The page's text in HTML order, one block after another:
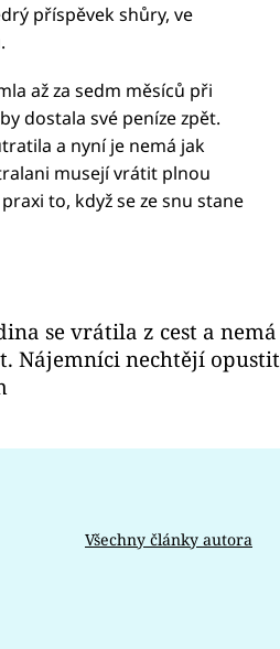
příspěvek shůry, ve
až za sedm měsíců při
dostala své peníze zpět.
a nyní je nemá jak
musejí vrátit plnou
to, když se ze snu stane
se vrátila z cest a nemá
Nájemníci nechtějí opustit
Všechny články autora